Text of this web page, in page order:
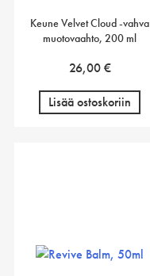
Keune Velvet Cloud -vahva
muotovaahto, 200 ml
26,00€
Lisää ostoskoriin